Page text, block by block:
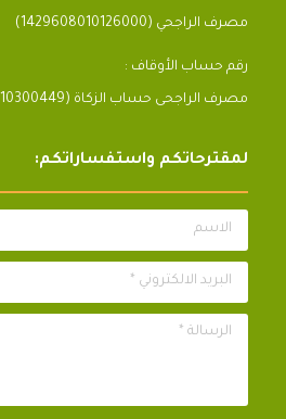
مصرف الراجحي (1429608010126000)
رقم حساب الأوقاف :
مصرف الراجحى حساب الزكاة (142608010300449)
لمقترحاتكم واستفساراتكم:
الاسم
البريد الالكتروني *
الرسالة *